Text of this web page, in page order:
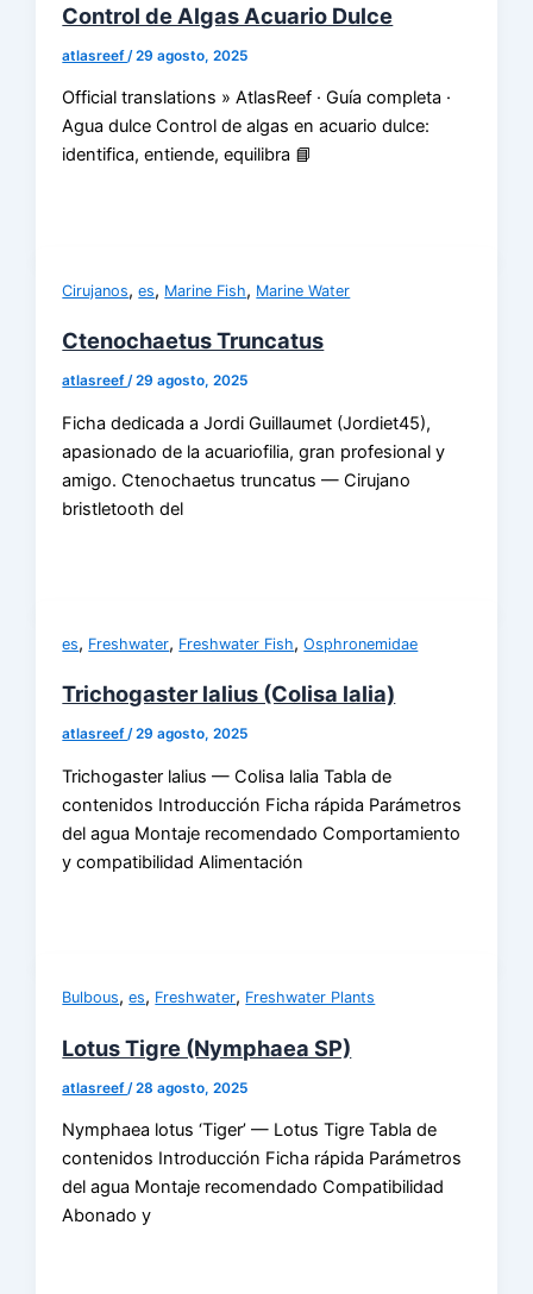
Control de Algas Acuario Dulce
atlasreef /29 agosto, 2025
Official translations » AtlasReef · Guía completa ·
Agua dulce Control de algas en acuario dulce:
identifica, entiende, equilibra 📘
Cirujanos,es, Marine Fish, Marine Water
Ctenochaetus Truncatus
atlasreef/29 agosto, 2025
Ficha dedicada a Jordi Guillaumet (Jordiet45),
apasionado de la acuariofilia, gran profesional y
amigo. Ctenochaetus truncatus — Cirujano
bristletooth del
es, Freshwater, Freshwater Fish,Osphronemidae
Trichogaster lalius (Colisa lalia)
atlasreef/29 agosto, 2025
Trichogaster lalius — Colisa lalia Tabla de
contenidos Introducción Ficha rápida Parámetros
del agua Montaje recomendado Comportamiento
y compatibilidad Alimentación
Bulbous,es, Freshwater, Freshwater Plants
Lotus Tigre (Nymphaea SP)
atlasreef /28 agosto, 2025
Nymphaea lotus ‘Tiger’ — Lotus Tigre Tabla de
contenidos Introducción Ficha rápida Parámetros
del agua Montaje recomendado Compatibilidad
Abonado y